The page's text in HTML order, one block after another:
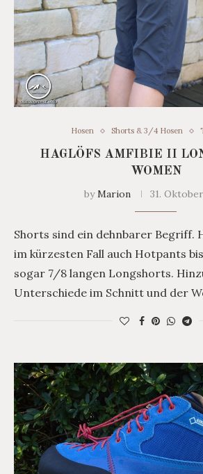
Hosen Shorts & 3/4 Hosen
HAGLÖFS AMFIBIE II
WOMEN
byMarion 31.
Shorts sind ein dehnbarer Begriff.
im kürzesten Fall auch Hotpants
sogar 7/8 langen Longshorts.
Unterschiede im Schnitt und der